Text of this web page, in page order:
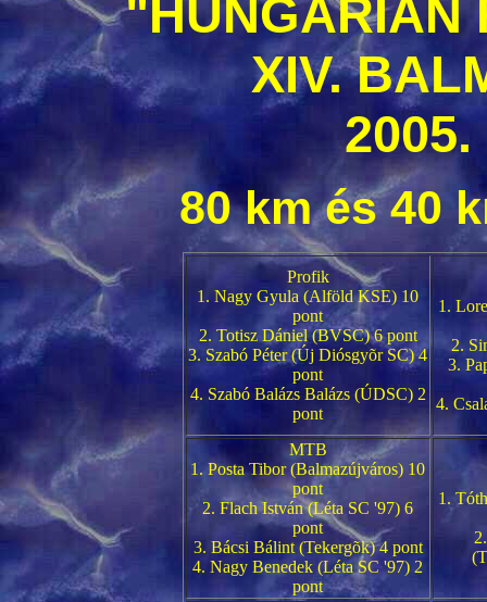
"HUNGARIAN
XIV.
80 km és 40
Profik
1. Nagy Gyula (Alföld KSE) 10
pont
2. Totisz Dániel (BVSC) 6 pont
3. Szabó Péter (Új Diósgyõr SC) 4
pont
4. Szabó Balázs Balázs (ÚDSC) 2
pont
1.
2.
3.
4.
MTB
1. Posta Tibor (Balmazújváros) 10
pont
2. Flach István (Léta SC '97) 6
pont
3. Bácsi Bálint (Tekergõk) 4 pont
4. Nagy Benedek (Léta SC '97) 2
pont
1.